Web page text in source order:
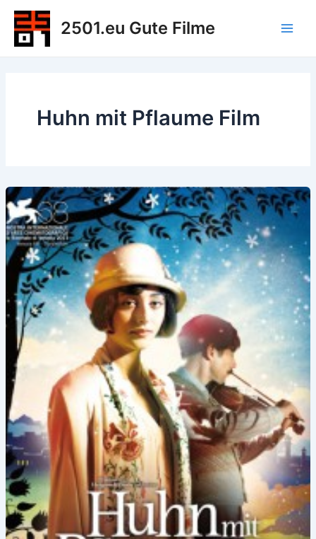
Zum
Inhalt
springen
2501.eu Gute Filme
Huhn mit Pflaume Film